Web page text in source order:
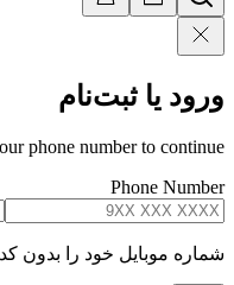
ورود یا ثبت‌نام
phone number to continue
Phone Number
شماره موبایل خود را بدون